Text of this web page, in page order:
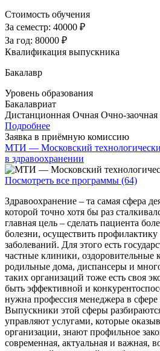
Стоимость обучения
За семестр: 40000 ₽
За год: 80000 ₽
Квалификация выпускника
Бакалавр
Уровень образования
Бакалавриат
Дистанционная Очная Очно-заочная
Подробнее
Заявка в приёмную комиссию
МТИ — Московский
в здравоохранении
Посмотреть все программы (64)
Здравоохранение – та самая сфера
которой точно хотя бы раз
главная цель – сделать пациента
болезни, осуществить
заболеваний. Для этого есть
частные клиники, оздоровительные
родильные дома, диспансеры и
таких организаций тоже есть своя
быть эффективной и
нужна профессия менеджера в сфере
Выпускники этой сферы
управляют услугами, которые
организации, знают профильное
современная, актуальная и важная,